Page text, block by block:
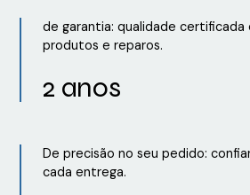
de garantia: qualidade
produtos e reparos.
2 anos
De precisão no seu pedido:
cada entrega.